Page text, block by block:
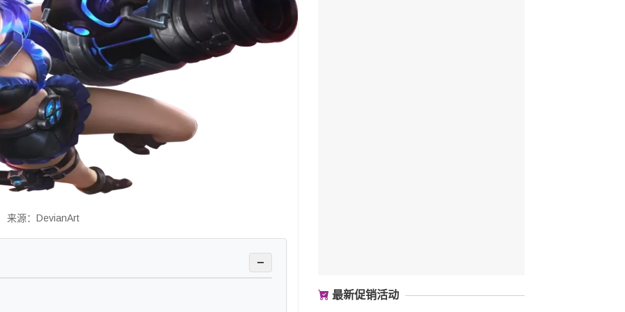
来源：DevianArt
−
最新促销活动